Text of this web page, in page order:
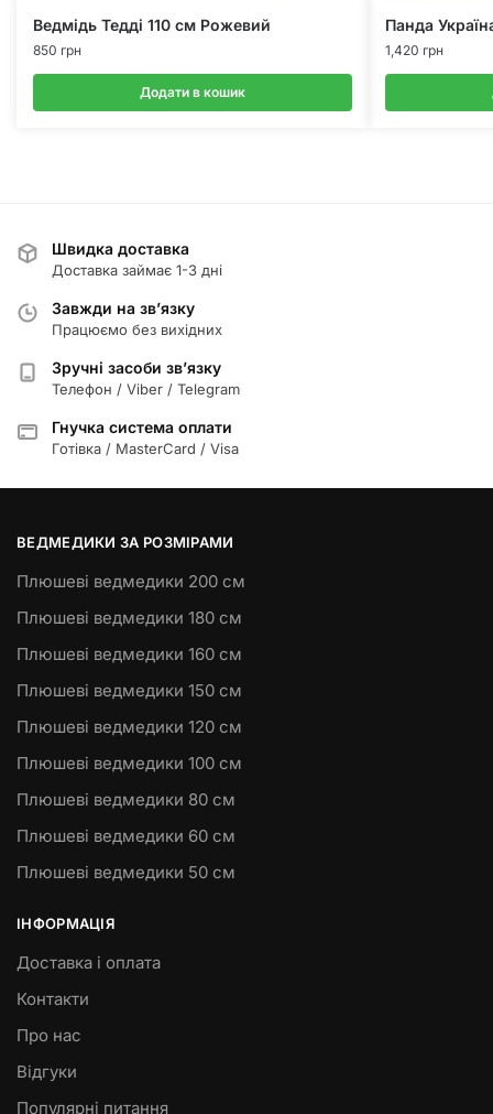
Ведмідь Тедді 110 см Рожевий
850 грн
Додати в кошик
Панда
1,420 грн
Швидка доставка
Доставка займає 1-3 дні
Завжди на зв’язку
Працюємо без вихідних
Зручні засоби зв’язку
Телефон / Viber / Telegram
Гнучка система оплати
Готівка / MasterCard / Visa
ВЕДМЕДИКИ ЗА РОЗМІРАМИ
Плюшеві ведмедики 200 см
Плюшеві ведмедики 180 см
Плюшеві ведмедики 160 см
Плюшеві ведмедики 150 см
Плюшеві ведмедики 120 см
Плюшеві ведмедики 100 см
Плюшеві ведмедики 80 см
Плюшеві ведмедики 60 см
Плюшеві ведмедики 50 см
ІНФОРМАЦІЯ
Доставка і оплата
Контакти
Про нас
Відгуки
Популярні питання